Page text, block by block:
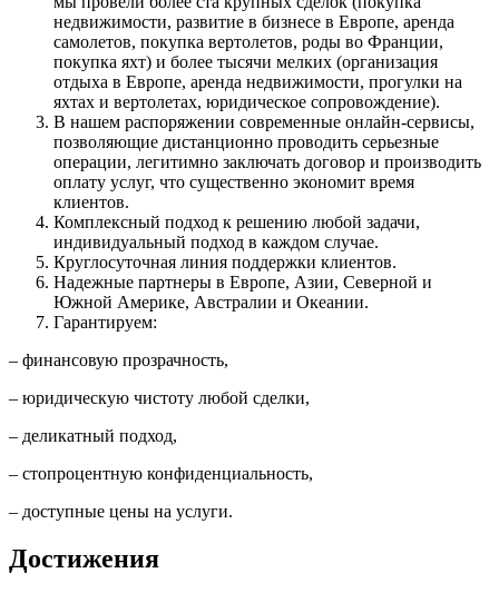
недвижимости, развитие в бизнесе в Европе, аренда
самолетов, покупка вертолетов, роды во Франции,
покупка яхт) и более тысячи мелких (организация
отдыха в Европе, аренда недвижимости, прогулки на
яхтах и вертолетах, юридическое сопровождение).
В нашем распоряжении современные онлайн-сервисы,
позволяющие дистанционно проводить серьезные
операции, легитимно заключать договор и производить
оплату услуг, что существенно экономит время
клиентов.
Комплексный подход к решению любой задачи,
индивидуальный подход в каждом случае.
Круглосуточная линия поддержки клиентов.
Надежные партнеры в Европе, Азии, Северной и
Южной Америке, Австралии и Океании.
Гарантируем:
– финансовую прозрачность,
– юридическую чистоту любой сделки,
– деликатный подход,
– стопроцентную конфиденциальность,
– доступные цены на услуги.
Достижения